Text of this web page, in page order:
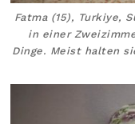
Fatma (15), Turkiye,
in einer
Dinge. Meist halten